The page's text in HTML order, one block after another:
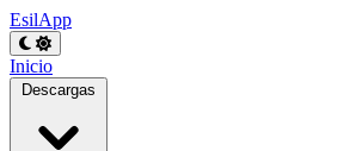
EsilApp
Inicio
Descargas